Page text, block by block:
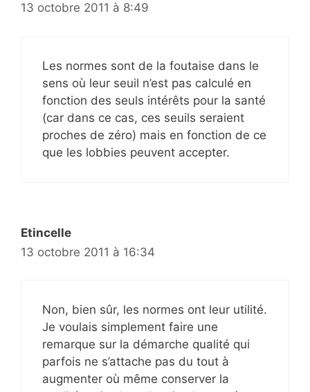
13 octobre 2011 à 8:49
Les normes sont de la foutaise dans le
sens où leur seuil n’est pas calculé en
fonction des seuls intérêts pour la santé
(car dans ce cas, ces seuils seraient
proches de zéro) mais en fonction de ce
que les lobbies peuvent accepter.
Etincelle
13 octobre 2011 à 16:34
Non, bien sûr, les normes ont leur utilité.
Je voulais simplement faire une
remarque sur la démarche qualité qui
parfois ne s’attache pas du tout à
augmenter où même conserver la